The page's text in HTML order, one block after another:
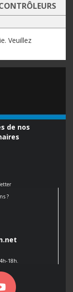
Veuillez
de nos
?
18h.